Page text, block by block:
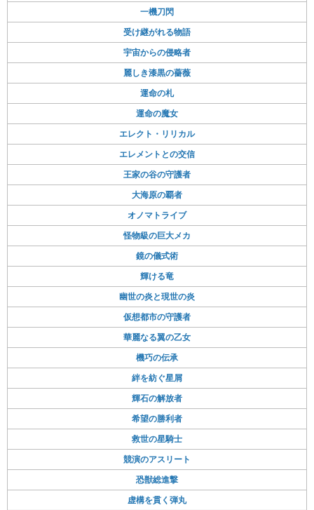
一機刀閃
受け継がれる物語
宇宙からの侵略者
麗しき漆黒の薔薇
運命の札
運命の魔女
エレクト・リリカル
エレメントとの交信
王家の谷の守護者
大海原の覇者
オノマトライブ
怪物級の巨大メカ
鏡の儀式術
輝ける竜
幽世の炎と現世の炎
仮想都市の守護者
華麗なる翼の乙女
機巧の伝承
絆を紡ぐ星屑
輝石の解放者
希望の勝利者
救世の星騎士
競演のアスリート
恐獣総進撃
虚構を貫く弾丸